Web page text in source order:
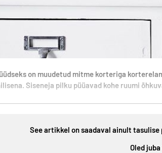
on muudetud mitme korteriga
Siseneja pilku püüavad kohe ruumi
See artikkel on saadaval ainult
Oled